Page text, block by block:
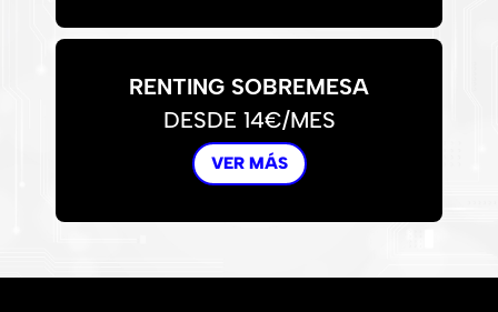
RENTING SOBREMESA
DESDE 14€/MES
VER MÁS